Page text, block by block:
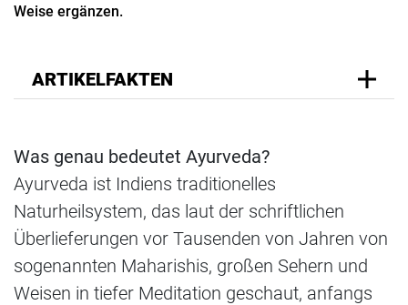
Weise ergänzen.
ARTIKELFAKTEN
Was genau bedeutet Ayurveda?
Ayurveda ist Indiens traditionelles
Naturheilsystem, das laut der schriftlichen
Überlieferungen vor Tausenden von Jahren von
sogenannten Maharishis, großen Sehern und
Weisen in tiefer Meditation geschaut, anfangs